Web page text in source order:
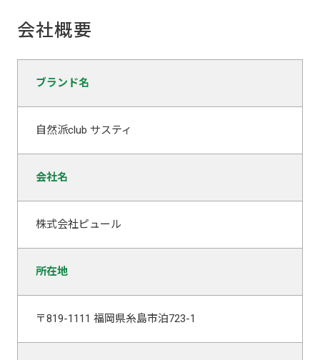
会社概要
ブランド名
自然派club サスティ
会社名
株式会社ピュール
所在地
〒819-1111 福岡県糸島市泊723-1